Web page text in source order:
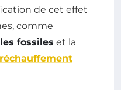
de cet effet
comme
fossiles et la
réchauffement